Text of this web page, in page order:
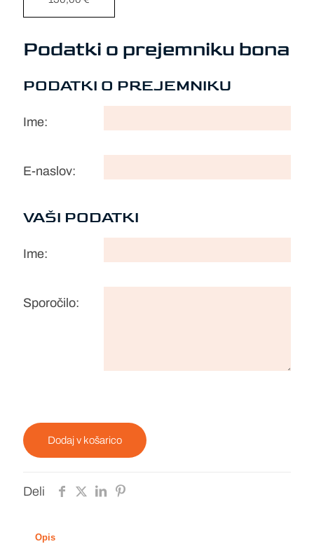
Podatki o prejemniku bona
PODATKI O PREJEMNIKU
Ime:
E-naslov:
VAŠI PODATKI
Ime:
Sporočilo:
Dodaj v košarico
Deli
Opis